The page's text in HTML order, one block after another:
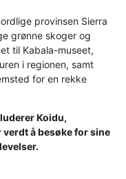
provinsen Sierra
grønne skoger og
til Kabala-museet,
i regionen, samt
for en rekke
Koidu,
verdt å besøke for sine